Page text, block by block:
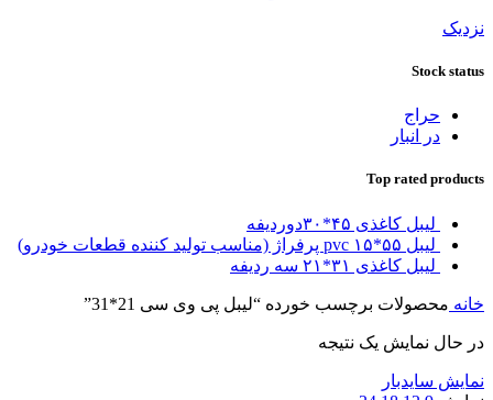
نزدیک
Stock status
حراج
در انبار
Top rated products
لیبل کاغذی ۴۵*۳۰دوردیفه
لیبل ۵۵*۱۵ pvc پرفراژ (مناسب تولید کننده قطعات خودرو)
لیبل کاغذی ۳۱*۲۱ سه ردیفه
خانه محصولات برچسب خورده “لیبل پی وی سی 21*31”
در حال نمایش یک نتیجه
نمایش سایدبار